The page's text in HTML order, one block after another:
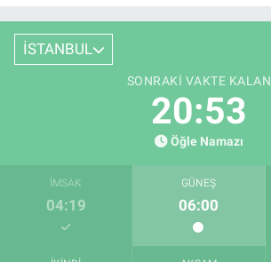
İSTANBUL
SONRAKI VAKTE KALAN
20:51
Öğle Namazı
İMSAK
04:19
GÜNEŞ
06:00